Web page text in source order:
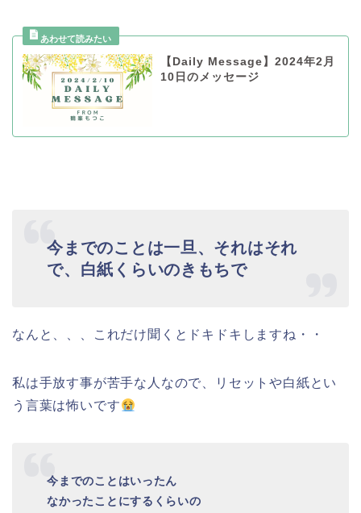
【Daily Message】2024年2月
10日のメッセージ
今までのことは一旦、それはそれ
で、白紙くらいのきもちで
なんと、、、これだけ聞くとドキドキしますね・・
私は手放す事が苦手な人なので、リセットや白紙とい
う言葉は怖いです
今までのことはいったん
なかったことにするくらいの